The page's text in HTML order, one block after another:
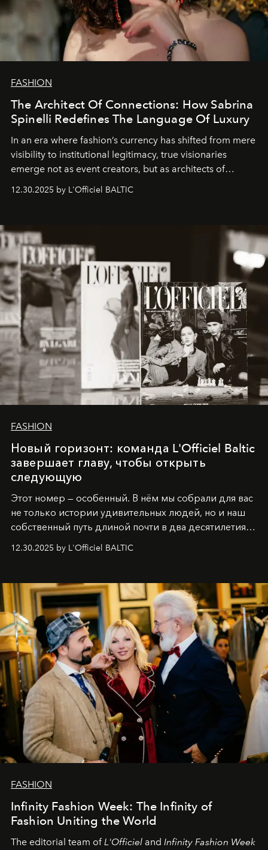
FASHION
The Architect Of Connections: How Sabrina
Spinelli Redefines The Language Of Luxury
In an era where fashion’s currency has shifted from mere
visibility to institutional legitimacy, true visionaries
emerge not as event creators, but as architects of
ecosystems.
Sabrina Spinelli
brand strategist with three decades of mastery in luxury,
framework where creativity, commerce, and culture
converge with surgical precision.
12.30.2025 by L'Officiel BALTIC
FASHION
Новый горизонт: команда L'Officiel Baltic
завершает главу, чтобы открыть
следующую
Этот номер — особенный. В нём мы собрали для вас
не только истории удивительных людей, но и наш
собственный путь длиной почти в два десятилетия.
Вместо привычного подведения итогов мы от всей
души говорим спасибо каждому, кто был с нами все
самыми искренними пожеланиями и теплом, ваша
командаL’Officiel Baltic .
12.30.2025 by L'Officiel BALTIC
FASHION
Infinity Fashion Week: The Infinity of
Fashion Uniting the World
The editorial team ofL'Officiel and Infinity Fashion Week